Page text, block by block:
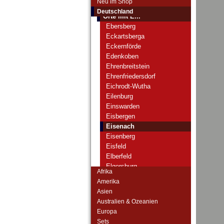
Deutschland
Orte mit D...
Orte mit E...
Ebersberg
Eckartsberga
Eckernförde
Edenkoben
Ehrenbreitstein
Ehrenfriedersdorf
Eichrodt-Wutha
Eilenburg
Einswarden
Eisbergen
Eisenach
Eisenberg
Eisfeld
Elberfeld
Elgersburg
Ems, Bad
Afrika
Amerika
Asien
Australien & Ozeanien
Europa
Sets